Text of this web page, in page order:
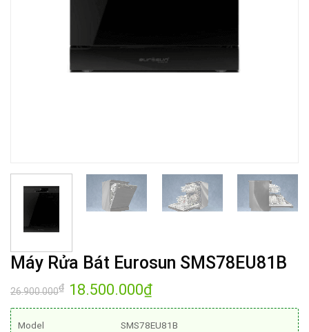
Máy Rửa Bát Eurosun SMS78EU81B
26.900.000₫ Giá
gốc
là:
18.500.000₫Giá
tại
18.500.000₫.
Model
SMS78EU81B